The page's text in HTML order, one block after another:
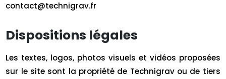
contact@technigrav.fr
Dispositions légales
Les textes, logos, photos visuels et vidéos proposées
sur le site sont la propriété de Technigrav ou de tiers